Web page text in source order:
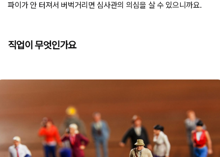
파이가 안 터져서 버벅거리면 심사관의 의심을 살 수 있으니까요.
직업이 무엇인가요